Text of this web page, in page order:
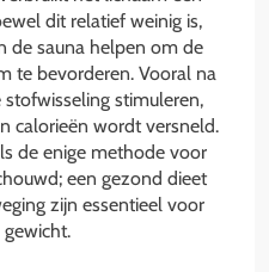
dit relatief weinig is,
de sauna helpen om de
te bevorderen. Vooral na
stimuleren,
calorieën wordt versneld.
de enige methode voor
een gezond dieet
zijn essentieel voor